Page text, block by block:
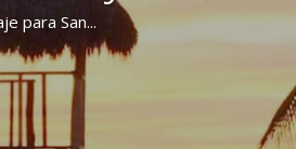
para San...